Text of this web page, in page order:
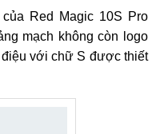
Red Magic 10S Pro
mạch không còn logo
với chữ S được thiết